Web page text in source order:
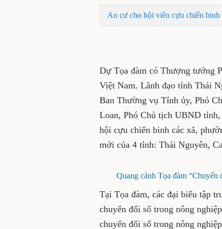
Hội Cựu chiến binh tỉnh: Phát
Dự Tọa đàm có Thượng
chiến binh Việt Nam. Lãnh
Vũ Duy Hoàng, Ủy viên
Ủy ban MTTQ tỉnh;
biểu là lãnh đạo Hội Cựu
Nguyên, Cao Bằng, Lạng
Quang cảnh Tọa đàm